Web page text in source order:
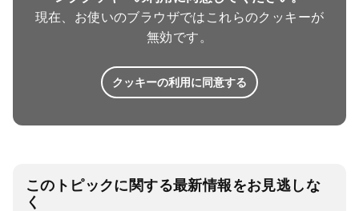
現在、お使いのブラウザではこれらのクッキーが
無効です。
クッキーの利用に同意する
このトピックに関する最新情報をお見逃しな
く